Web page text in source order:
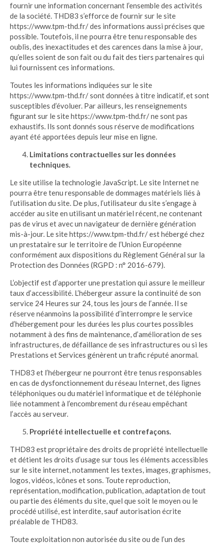
fournir une information concernant l’ensemble des activités
de la société. THD83 s’efforce de fournir sur le site
https://www.tpm-thd.fr/ des informations aussi précises que
possible. Toutefois, il ne pourra être tenu responsable des
oublis, des inexactitudes et des carences dans la mise à jour,
qu’elles soient de son fait ou du fait des tiers partenaires qui
lui fournissent ces informations.
Toutes les informations indiquées sur le site
https://www.tpm-thd.fr/ sont données à titre indicatif, et sont
susceptibles d’évoluer. Par ailleurs, les renseignements
figurant sur le site https://www.tpm-thd.fr/ ne sont pas
exhaustifs. Ils sont donnés sous réserve de modifications
ayant été apportées depuis leur mise en ligne.
Limitations contractuelles sur les données
techniques.
Le site utilise la technologie JavaScript. Le site Internet ne
pourra être tenu responsable de dommages matériels liés à
l’utilisation du site. De plus, l’utilisateur du site s’engage à
accéder au site en utilisant un matériel récent, ne contenant
pas de virus et avec un navigateur de dernière génération
mis-à-jour. Le site https://www.tpm-thd.fr/ est hébergé chez
un prestataire sur le territoire de l’Union Européenne
conformément aux dispositions du Règlement Général sur la
Protection des Données (RGPD : n° 2016-679).
L’objectif est d’apporter une prestation qui assure le meilleur
taux d’accessibilité. L’hébergeur assure la continuité de son
service 24 Heures sur 24, tous les jours de l’année. Il se
réserve néanmoins la possibilité d’interrompre le service
d’hébergement pour les durées les plus courtes possibles
notamment à des fins de maintenance, d’amélioration de ses
infrastructures, de défaillance de ses infrastructures ou si les
Prestations et Services génèrent un trafic réputé anormal.
THD83 et l’hébergeur ne pourront être tenus responsables
en cas de dysfonctionnement du réseau Internet, des lignes
téléphoniques ou du matériel informatique et de téléphonie
liée notamment à l’encombrement du réseau empêchant
l’accès au serveur.
Propriété intellectuelle et contrefaçons.
THD83 est propriétaire des droits de propriété intellectuelle
et détient les droits d’usage sur tous les éléments accessibles
sur le site internet, notamment les textes, images, graphismes,
logos, vidéos, icônes et sons. Toute reproduction,
représentation, modification, publication, adaptation de tout
ou partie des éléments du site, quel que soit le moyen ou le
procédé utilisé, est interdite, sauf autorisation écrite
préalable de THD83.
Toute exploitation non autorisée du site ou de l’un des